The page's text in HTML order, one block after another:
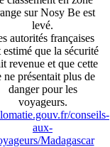
sur Nosy Be est
levé.
autorités françaises
estimé que la sécurité
revenue et que cette
ne présentait plus de
danger pour les
voyageurs.
conseils-
aux-
Madagascar